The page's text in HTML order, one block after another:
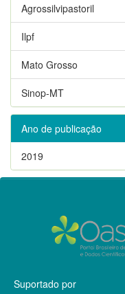
Agrossilvipastoril
Ilpf
Mato Grosso
Sinop-MT
Ano de publicação
2019
Suportado por